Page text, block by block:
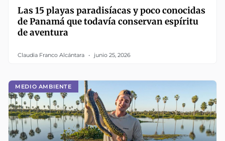
Las 15 playas paradisíacas y poco conocidas
de Panamá que todavía conservan espíritu
de aventura
Claudia Franco Alcántara junio 25, 2026
MEDIO AMBIENTE